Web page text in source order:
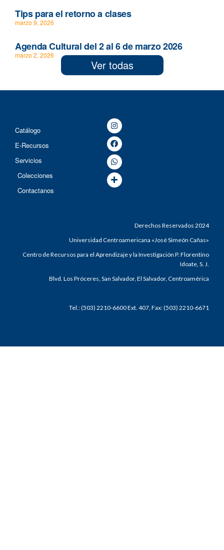
Tips para el retorno a clases
marzo 9, 2026
Agenda Cultural del 2 al 6 de marzo 2026
marzo 2, 2026
Ver todas
Catálogo
E-Recursos
Servicios
Colecciones
Contactanos
Derechos Reservados 2024
Universidad Centroamericana «José Simeón Cañas»
Centro de Recursos para el Aprendizaje y la Investigación P. Florentino
Idoate, S. J.
Blvd. Los Próceres, San Salvador, El Salvador, Centroamérica
Tel.: (503) 2210-6600 Ext. 407, Fax: (503) 2210-6671